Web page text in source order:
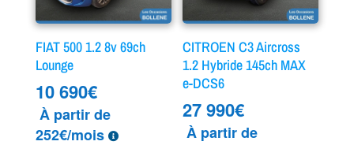
FIAT 500 1.2 8v 69ch
Lounge
10 690€
À partir de
252€/mois
CITROEN C3 Aircross
1.2 Hybride 145ch MAX
e-DCS6
27 990€
À partir de